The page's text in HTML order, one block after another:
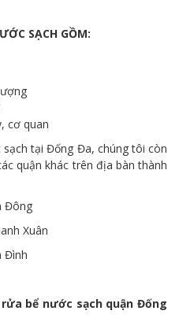
SẠCH GỒM:
cơ quan
tại Đống Đa, chúng tôi còn
quận khác trên địa bàn thành
Đông
Xuân
Đình
bể nước sạch quận Đống